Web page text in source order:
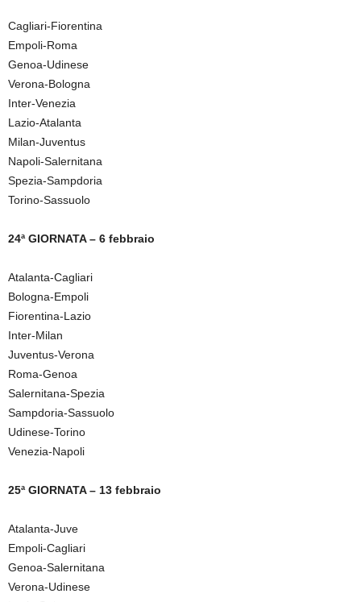
Cagliari-Fiorentina
Empoli-Roma
Genoa-Udinese
Verona-Bologna
Inter-Venezia
Lazio-Atalanta
Milan-Juventus
Napoli-Salernitana
Spezia-Sampdoria
Torino-Sassuolo
24ª GIORNATA – 6 febbraio
Atalanta-Cagliari
Bologna-Empoli
Fiorentina-Lazio
Inter-Milan
Juventus-Verona
Roma-Genoa
Salernitana-Spezia
Sampdoria-Sassuolo
Udinese-Torino
Venezia-Napoli
25ª GIORNATA – 13 febbraio
Atalanta-Juve
Empoli-Cagliari
Genoa-Salernitana
Verona-Udinese